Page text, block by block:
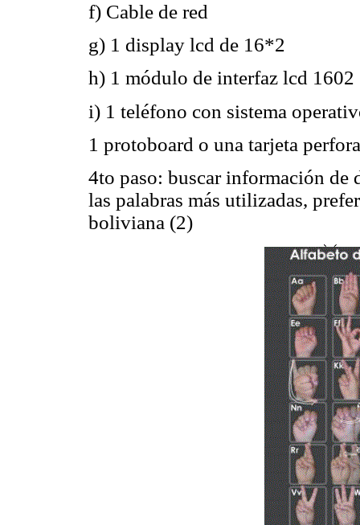
f) Cable de red
g) 1 display lcd de 16*2
h) 1 módulo de interfaz lcd 1602
i) 1 teléfono con sistema
1 protoboard o una tarjeta
4to paso: buscar información de
las palabras más utilizadas,
boliviana (2)